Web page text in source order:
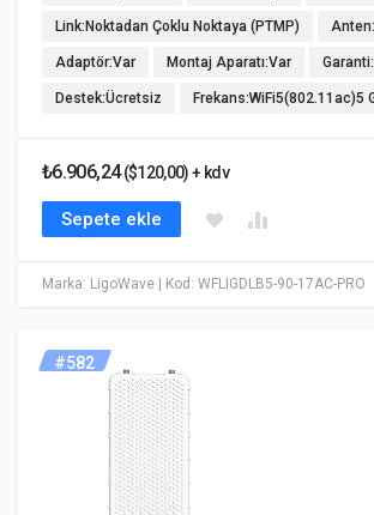
Marka: LigoWave | Kod: WFLIGDLB5-90-17AC-PRO
Link:Noktadan Çoklu Noktaya (PTMP)
Adaptör:Var Montaj Aparatı:Var
Destek:Ücretsiz Frekans:WiFi5(802.11ac)5
₺6.906,24($120,00) + kdv
Sepete ekle
#582